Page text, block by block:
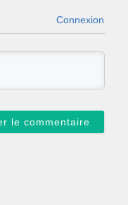
Connexion